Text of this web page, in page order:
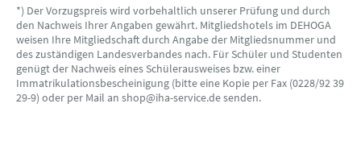
*) Der Vorzugspreis wird vorbehaltlich unserer Prüfung und durch
den Nachweis Ihrer Angaben gewährt. Mitgliedshotels im DEHOGA
weisen Ihre Mitgliedschaft durch Angabe der Mitgliedsnummer und
des zuständigen Landesverbandes nach. Für Schüler und Studenten
genügt der Nachweis eines Schülerausweises bzw. einer
Immatrikulationsbescheinigung (bitte eine Kopie per Fax (0228/92 39
29-9) oder per Mail an shop@iha-service.de senden.